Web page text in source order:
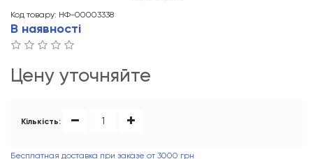
Код товару: НФ-00003338
В наявності
Цену уточняйте
Кількість:
Бесплатная доставка при заказе от 3000 грн